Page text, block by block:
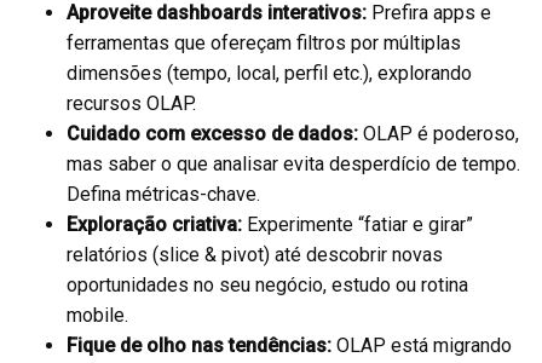
Aproveite dashboards interativos: Prefira apps e
ferramentas que ofereçam filtros por múltiplas
dimensões (tempo, local, perfil etc.), explorando
recursos OLAP.
Cuidado com excesso de dados: OLAP é poderoso,
mas saber o que analisar evita desperdício de tempo.
Defina métricas-chave.
Exploração criativa: Experimente “fatiar e girar”
relatórios (slice & pivot) até descobrir novas
oportunidades no seu negócio, estudo ou rotina
mobile.
Fique de olho nas tendências: OLAP está migrando